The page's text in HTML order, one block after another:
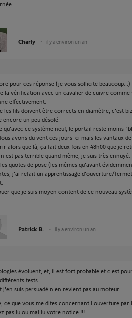
Charly il y a environ un an
pour ces réponse (je vous sollicite beaucoup...)
la vérification avec un cavalier de cuivre
effectivement.
les fils doivent être corrects en diamètre, c'est
encore un peu désolé.
qu'avec ce système neuf, le portail reste moins
avons du vent ces jours-ci mais les vantaux
alors que là, ça fait deux fois en 48h00 que je
pas terrible quand même, je suis très ennuyé.
quotes de pose (les mêmes qu'avant
j'ai refait un apprentissage d'ouverture/
que je suis moyen content de ce nouveau
Patrick B. il y a environ un an
évoluent, et, il est fort probable et c'est
tests.
j'en suis persuadé n'en revient pas au moteur.
ce que vous me dites concernant l'ouverture par
pas lu ou mal lu votre notice !!!